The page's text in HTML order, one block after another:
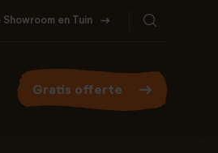
Showroom en Tuin
Gratis offerte